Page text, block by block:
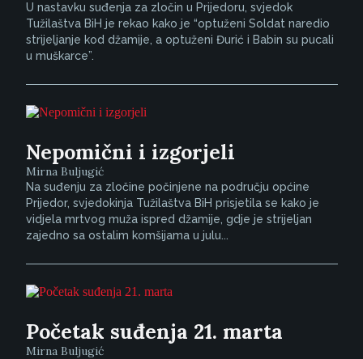
U nastavku suđenja za zločin u Prijedoru, svjedok
Tužilaštva BiH je rekao kako je “optuženi Soldat naredio
strijeljanje kod džamije, a optuženi Đurić i Babin su pucali
u muškarce”.
Nepomični i izgorjeli
Mirna Buljugić
Na suđenju za zločine počinjene na području općine
Prijedor, svjedokinja Tužilaštva BiH prisjetila se kako je
vidjela mrtvog muža ispred džamije, gdje je strijeljan
zajedno sa ostalim komšijama u julu...
Početak suđenja 21. marta
Mirna Buljugić